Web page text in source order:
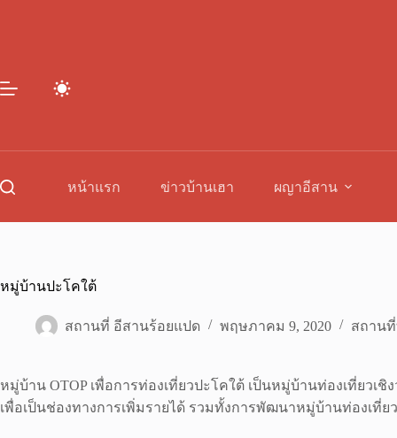
หน้าแรก ข่าวบ้านเฮา ผญาอีสาน
หมู่บ้านปะโคใต้
สถานที่ อีสานร้อยแปด พฤษภาคม 9, 2020 สถานที่
หมู่บ้าน OTOP เพื่อการท่องเที่ยวปะโคใต้ เป็นหมู่บ้านท่องเที่ย
เพื่อเป็นช่องทางการเพิ่มรายได้ รวมทั้งการพัฒนาหมู่บ้านท่องเที่